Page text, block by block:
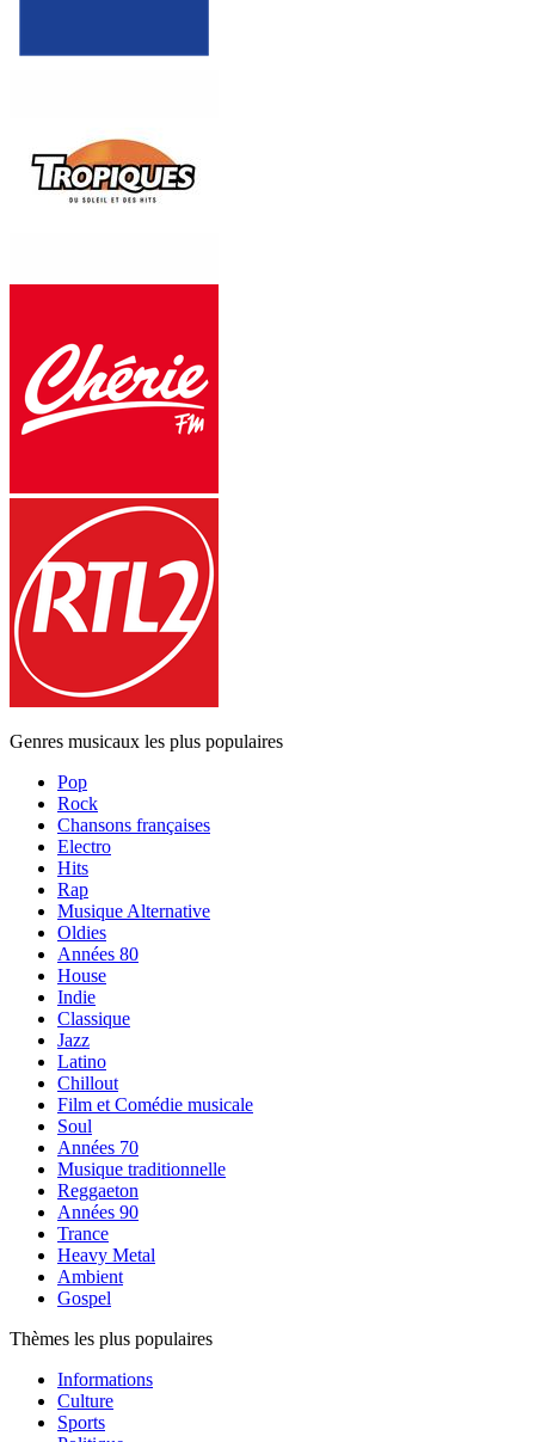
Genres musicaux les plus populaires
Pop
Rock
Chansons françaises
Electro
Hits
Rap
Musique Alternative
Oldies
Années 80
House
Indie
Classique
Jazz
Latino
Chillout
Film et Comédie musicale
Soul
Années 70
Musique traditionnelle
Reggaeton
Années 90
Trance
Heavy Metal
Ambient
Gospel
Thèmes les plus populaires
Informations
Culture
Sports